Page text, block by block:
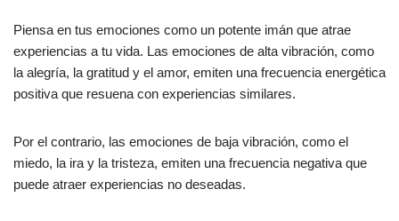
Piensa en tus emociones como un potente imán que atrae
experiencias a tu vida. Las emociones de alta vibración, como
la alegría, la gratitud y el amor, emiten una frecuencia energética
positiva que resuena con experiencias similares.
Por el contrario, las emociones de baja vibración, como el
miedo, la ira y la tristeza, emiten una frecuencia negativa que
puede atraer experiencias no deseadas.